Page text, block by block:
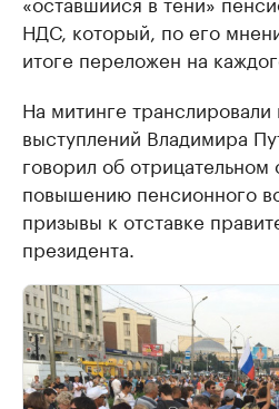
НДС, который, по его
итоге переложен на
На митинге транслировали
выступлений Владимира
говорил об
повышению пенсионного
призывы к отставке
президента.